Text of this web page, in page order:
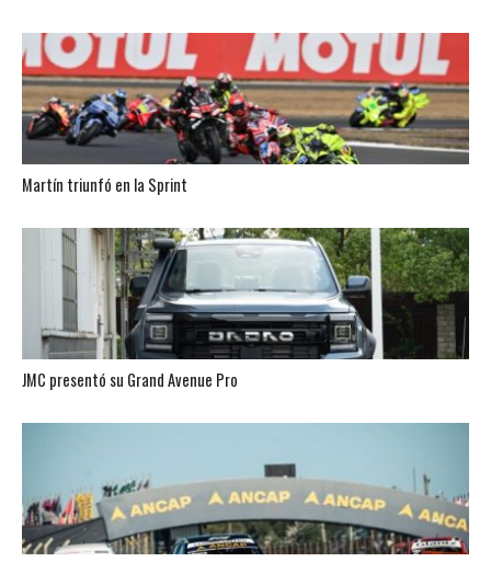
Martín triunfó en la Sprint
JMC presentó su Grand Avenue Pro